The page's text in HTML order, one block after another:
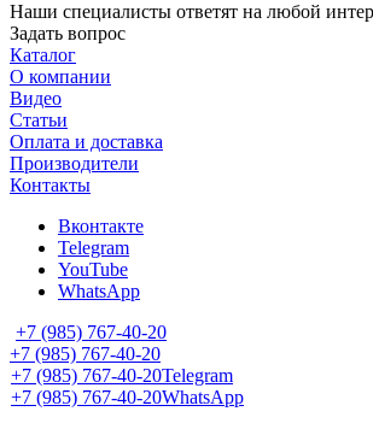
Наши специалисты ответят на любой
Задать вопрос
Каталог
О компании
Видео
Статьи
Оплата и доставка
Производители
Контакты
Вконтакте
Telegram
YouTube
WhatsApp
+7 (985) 767-40-20
+7 (985) 767-40-20
+7 (985) 767-40-20Telegram
+7 (985) 767-40-20WhatsApp